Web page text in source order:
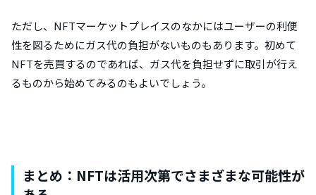
ただし、NFTマーケットプレイスのなかにはユーザーの利便
性を図るためにガス代の負担がないものもあります。初めて
NFTを売買するのであれば、ガス代を負担せずに取引が行え
るものから始めてみるのもよいでしょう。
まとめ：NFTは活用次第でさまざまな可能性が